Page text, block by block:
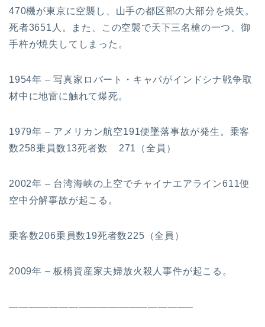
470機が東京に空襲し、山手の都区部の大部分を焼失。
死者3651人。また、この空襲で天下三名槍の一つ、御
手杵が焼失してしまった。
1954年 – 写真家ロバート・キャパがインドシナ戦争取
材中に地雷に触れて爆死。
1979年 – アメリカン航空191便墜落事故が発生。乗客
数258乗員数13死者数 271（全員）
2002年 – 台湾海峡の上空でチャイナエアライン611便
空中分解事故が起こる。
乗客数206乗員数19死者数225（全員）
2009年 – 板橋資産家夫婦放火殺人事件が起こる。
——————————————————–